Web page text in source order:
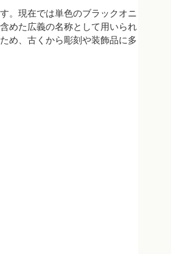
。現在では単色のブラックオニ
めた広義の名称として用いられ
め、古くから彫刻や装飾品に多